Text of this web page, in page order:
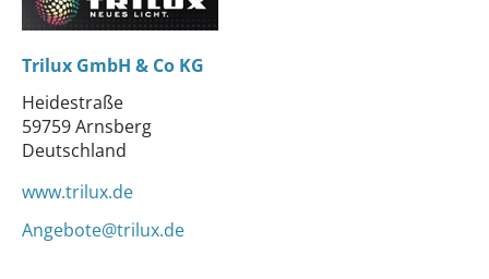
Trilux GmbH & Co KG
Heidestraße
59759 Arnsberg
Deutschland
www.trilux.de
Angebote@trilux.de